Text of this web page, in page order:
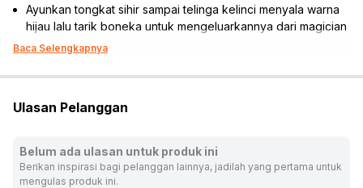
Ayunkan tongkat sihir sampai telinga kelinci menyala warna
hijau lalu tarik boneka untuk mengeluarkannya dari magician
hat
Terdapat 30 fitur interaktif
Melatih kreativitas dan daya imajinatif anak
Baterai : AAA x 3 pcs
Isi set : 1 pc boneka, 1 pc star wand, 1 pc fluffy putty, 2 pcs
mini bunnies, 5 pcs sticker, 1 conffetti, 1 buku panduan, 1
Baca Selengkapnya
Ulasan Pelanggan
Belum ada ulasan untuk produk ini
Berikan inspirasi bagi pelanggan lainnya, jadilah yang pertama untuk
mengulas produk ini.